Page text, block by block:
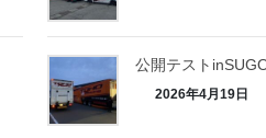
公開テスト
2026年4月19日